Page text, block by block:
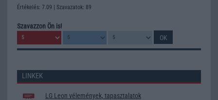
Értékelés: 7.09 | Szavazatok: 89
Szavazzon Ön is!
LINKEK
LG Leon vélemények, tapasztalatok